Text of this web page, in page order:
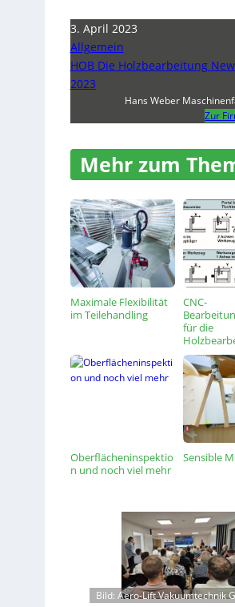
3. April 2023
Allgemein
HOB Die Holzbearbeitung
2023
Hans Weber
Zur
Mehr zum
Maximale Flexibilität
im Teilehandling
CNC-
für die
Oberflächeninspektio
n und noch viel mehr
Sensible
Bild: Aero-Lift Vakuumtechnik